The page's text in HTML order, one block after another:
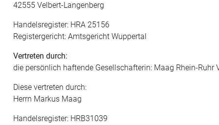
42555 Velbert-Langenberg
Handelsregister: HRA 25156
Registergericht: Amtsgericht Wuppertal
Vertreten durch:
die persönlich haftende Gesellschafterin: Maag Rhein-Ruhr
Diese vertreten durch:
Herrn Markus Maag
Handelsregister: HRB31039